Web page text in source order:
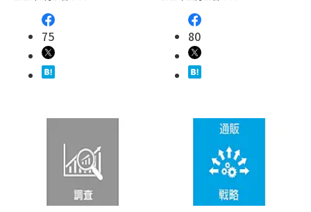
75 80